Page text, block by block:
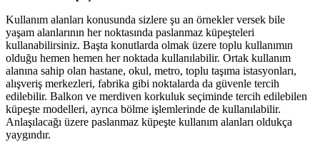
Kullanım alanları konusunda sizlere şu an örnekler versek bile
yaşam alanlarının her noktasında paslanmaz küpeşteleri
kullanabilirsiniz. Başta konutlarda olmak üzere toplu kullanımın
olduğu hemen hemen her noktada kullanılabilir. Ortak kullanım
alanına sahip olan hastane, okul, metro, toplu taşıma istasyonları,
alışveriş merkezleri, fabrika gibi noktalarda da güvenle tercih
edilebilir. Balkon ve merdiven korkuluk seçiminde tercih edilebilen
küpeşte modelleri, ayrıca bölme işlemlerinde de kullanılabilir.
Anlaşılacağı üzere paslanmaz küpeşte kullanım alanları oldukça
yaygındır.